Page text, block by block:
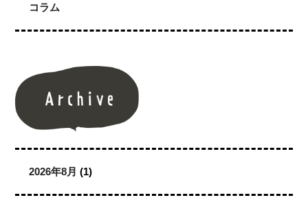
コラム
2026年8月 (1)